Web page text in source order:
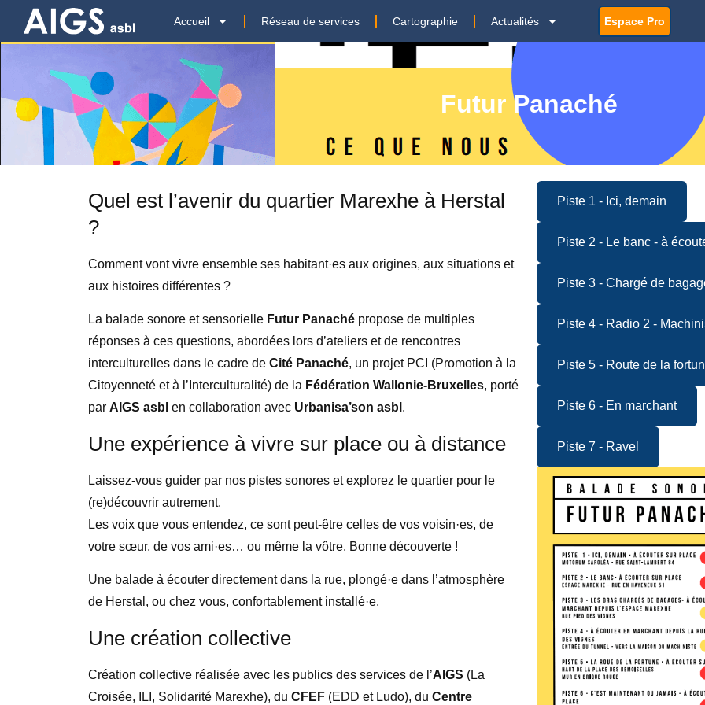
Accueil Réseau de services Cartographie Actualités Espace Pro
Futur Panaché
Quel est l’avenir du quartier Marexhe à Herstal
?
Comment vont vivre ensemble ses habitant·es aux origines, aux situations et
aux histoires différentes ?
La balade sonore et sensorielle Futur Panaché propose de multiples
réponses à ces questions, abordées lors d’ateliers et de rencontres
interculturelles dans le cadre de Cité Panaché, un projet PCI (Promotion à la
Citoyenneté et à l’Interculturalité) de la Fédération Wallonie-Bruxelles, porté
par AIGS asbl en collaboration avec Urbanisa’son asbl .
Une expérience à vivre sur place ou à distance
Laissez-vous guider par nos pistes sonores et explorez le quartier pour le
(re)découvrir autrement.
Les voix que vous entendez, ce sont peut-être celles de vos voisin·es, de
votre sœur, de vos ami·es… ou même la vôtre. Bonne découverte !
Une balade à écouter directement dans la rue, plongé·e dans l’atmosphère
de Herstal, ou chez vous, confortablement installé·e.
Une création collective
Création collective réalisée avec les publics des services de l’AIGS (La
Croisée, ILI, Solidarité Marexhe), du CFEF (EDD et Ludo), du Centre
Piste 1 - Ici, demain
Piste 2 - Le banc - à
Piste 3 - Chargé de
Piste 4 - Radio 2 -
Piste 5 - Route de la
Piste 6 - En marchant
Piste 7 - Ravel